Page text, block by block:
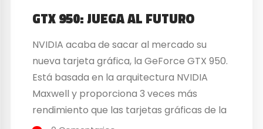
GTX 950: JUEGA AL FUTURO
NVIDIA acaba de sacar al mercado su
nueva tarjeta gráfica, la GeForce GTX 950.
Está basada en la arquitectura NVIDIA
Maxwell y proporciona 3 veces más
rendimiento que las tarjetas gráficas de la